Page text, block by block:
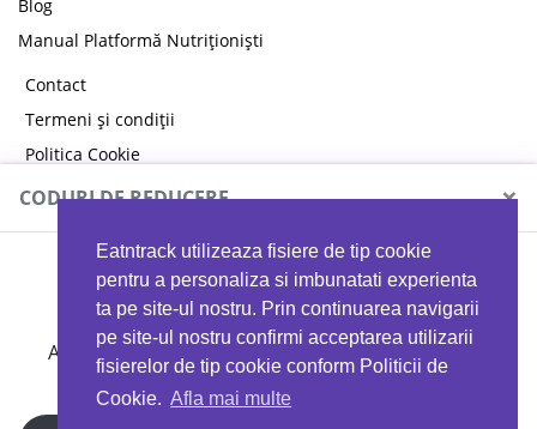
Eatntrack utilizeaza fisiere de tip cookie
pentru a personaliza si imbunatati experienta
ta pe site-ul nostru. Prin continuarea navigarii
pe site-ul nostru confirmi acceptarea utilizarii
fisierelor de tip cookie conform Politicii de
Cookie. Afla mai multe
Blog
Manual Platformă Nutriționiști
Contact
Termeni și condiții
Politica Cookie
Politica de confidențialitate
CODURI DE REDUCERE ×
MYPROTEIN
Ai 40%reducere la orice comandă folosind codul
EATTRACK